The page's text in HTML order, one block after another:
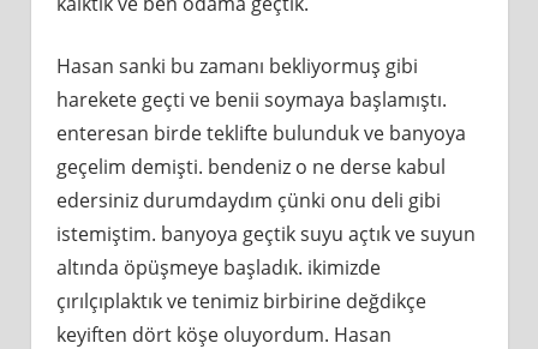
Hasan sanki bu zamanı bekliyormuş gibi
harekete geçti ve benii soymaya başlamıştı.
enteresan birde teklifte bulunduk ve banyoya
geçelim demişti. bendeniz o ne derse kabul
edersiniz durumdaydım çünki onu deli gibi
istemiştim. banyoya geçtik suyu açtık ve suyun
altında öpüşmeye başladık. ikimizde
çırılçıplaktık ve tenimiz birbirine değdikçe
keyiften dört köşe oluyordum. Hasan